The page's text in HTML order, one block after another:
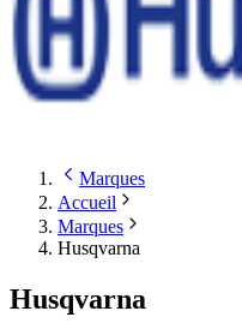
Marques
Accueil
Marques
Husqvarna
Husqvarna